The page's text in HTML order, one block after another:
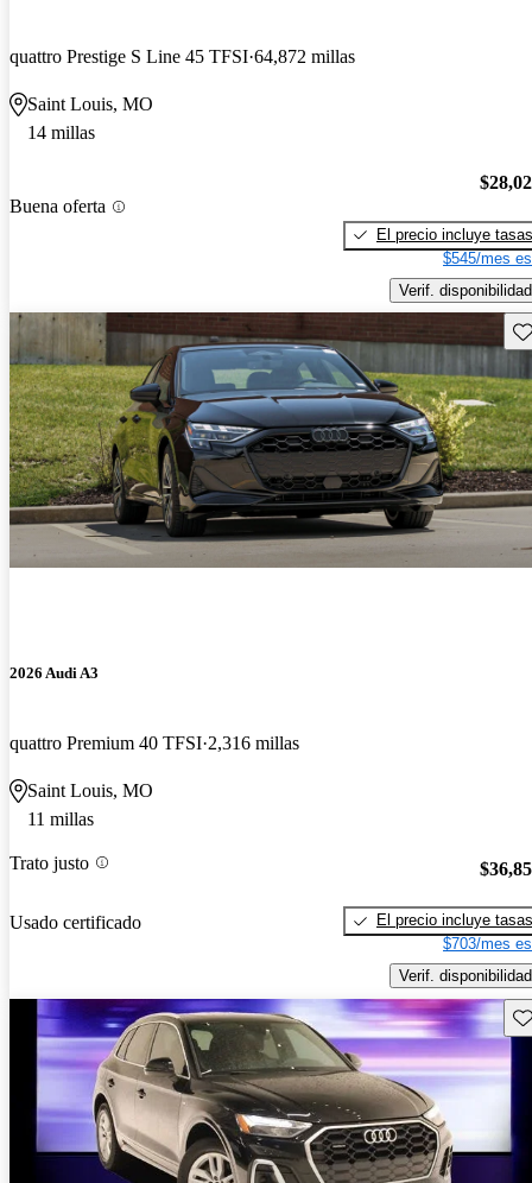
quattro Prestige S Line 45 TFSI 64,872 millas
Saint Louis, MO
14 millas
Buena oferta
El precio incluye tasas
$545/mes
Verif. disponibilidad
2026 Audi A3
quattro Premium 40 TFSI 2,316 millas
Saint Louis, MO
11 millas
Trato justo
Usado certificado
El precio incluye tasas
$703/mes
Verif. disponibilidad